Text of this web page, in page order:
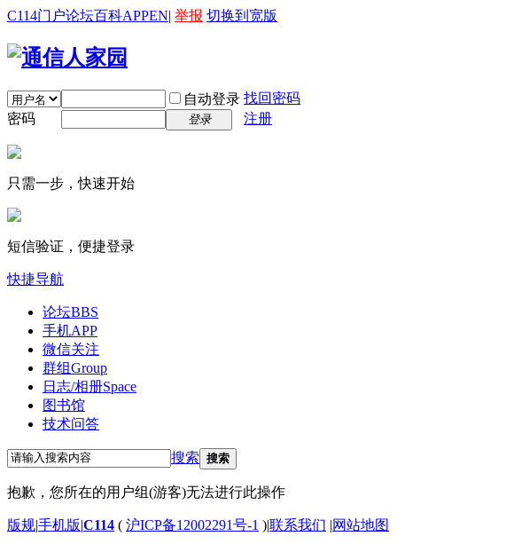
C114门户论坛百科APPEN| 举报 切换到宽版
自动登录 找回密码
密码
登录 注册
只需一步，快速开始
短信验证，便捷登录
快捷导航
论坛BBS
手机APP
微信关注
群组Group
日志/相册Space
图书馆
技术问答
搜索 搜索
抱歉，您所在的用户组(游客)无法进行此操作
版规|手机版|C114 ( 沪ICP备12002291号-1 )|联系我们 |网站地图